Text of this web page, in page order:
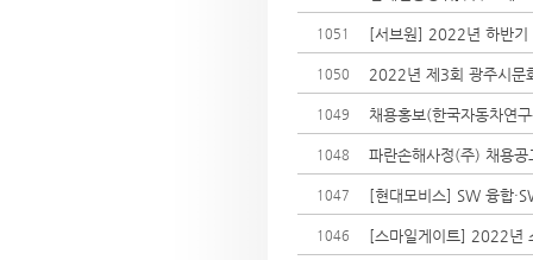
1051 [서브원] 2022년 하반기
1050 2022년 제3회 광주시문
1049 채용홍보(한국자동차연
1048 파란손해사정(주) 채용공
1047
1046 [스마일게이트] 2022년